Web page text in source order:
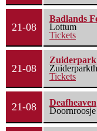
21-08
Badlands
Lottum
Tickets
21-08
Tickets
21-08
Deafheaven